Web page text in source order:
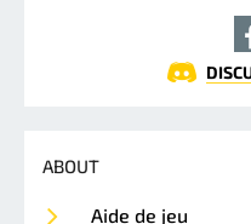
ABOUT
Aide de jeu